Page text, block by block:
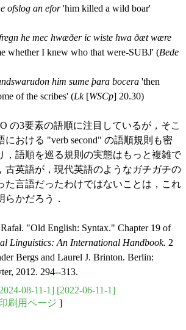
ofslog an efor'him killed a wild boar'
he mec hwæðer ic wiste hwa ðæt wære
whether I knew who that were-SUBJ' (Bede
him sume þara bocera 'then
of the scribes' (Lk[WSCp] 20.30)
の3要素の語順に注目しているが，そこ
における "verb second" の語順規則も密
，語順を巡る規則の実態はもっと複雑で
古英語が，現代英語のようなガチガチの
た言語だったわけではないことは，これ
らかだろう．
"Old English: Syntax." Chapter 19 of
Linguistics: An International Handbook. 2
Bergs and Laurel J. Brinton. Berlin:
2012. 294--313.
08-11-1] [2022-06-11-1]
刷用ページ ]